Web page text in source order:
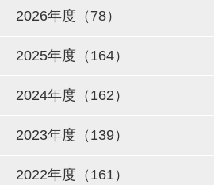
2026年度（78）
2025年度（164）
2024年度（162）
2023年度（139）
2022年度（161）